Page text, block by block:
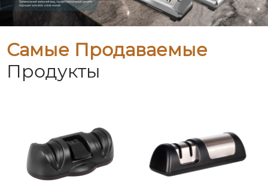
Самые Продаваемые
Продукты